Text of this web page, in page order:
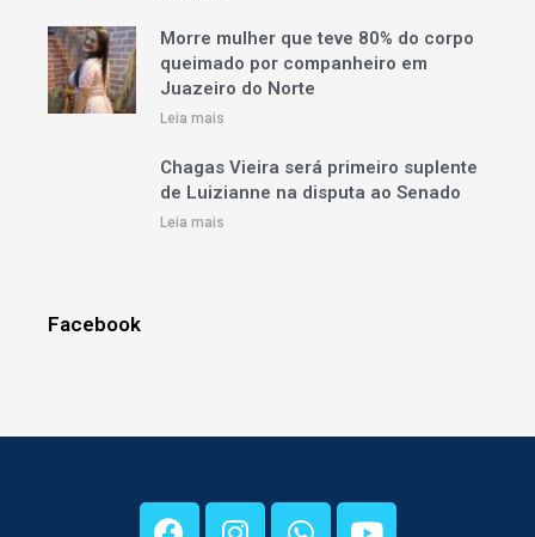
Morre mulher que teve 80% do corpo
queimado por companheiro em
Juazeiro do Norte
Leia mais
Chagas Vieira será primeiro suplente
de Luizianne na disputa ao Senado
Leia mais
Facebook